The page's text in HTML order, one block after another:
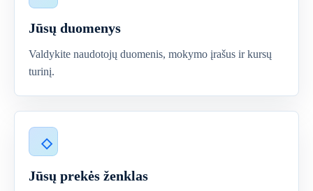
Jūsų duomenys
Valdykite naudotojų duomenis, mokymo įrašus ir kursų
turinį.
Jūsų prekės ženklas